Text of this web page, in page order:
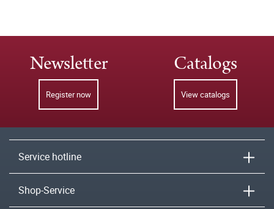
Newsletter
Register now
Catalogs
View catalogs
Service hotline
Shop-Service